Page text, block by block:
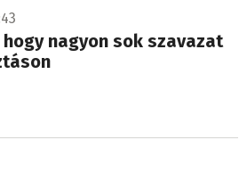
nagyon sok szavazat